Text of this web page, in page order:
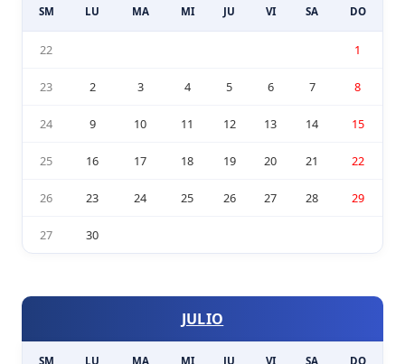
SM LU MA MI JU VI SA DO
22 1
23 2 3 4 5 6 7 8
24 9 10 11 12 13 14 15
25 16 17 18 19 20 21 22
26 23 24 25 26 27 28 29
27 30
JULIO
SM LU MA MI JU VI SA DO